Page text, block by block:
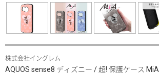
株式会社イングレム
AQUOS sense8 ディズニー / 超! 保護ケース MiA